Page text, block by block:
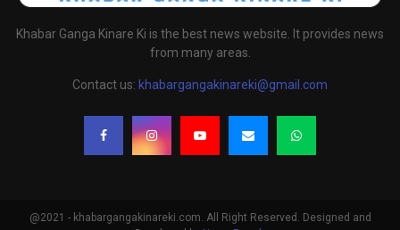
Khabar Ganga Kinare Ki is the best news website. It provides news
from many areas.
Contact us: khabargangakinareki@gmail.com
@2021 - khabargangakinareki.com. All Right Reserved. Designed and